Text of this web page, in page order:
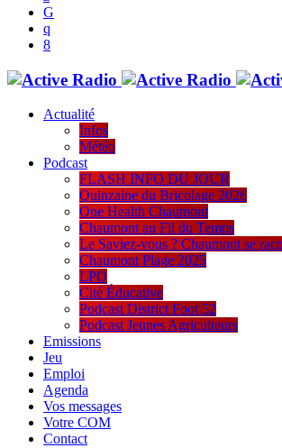
Actualité
Infos
Météo
Podcast
FLASH INFO DU JOUR
Quinzaine du Bricolage 2026
One Health Chaumont
Chaumont au Fil du Temps
Le Saviez-vous ? Chaumont se
Chaumont Plage 2025
LPO
Cité Éducative
Podcast District Foot 52
Podcast Jeunes Agriculteurs
Emissions
Jeu
Emploi
Agenda
Vos messages
Votre COM
Contact